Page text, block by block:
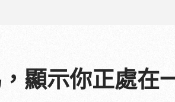
顯示你正處在